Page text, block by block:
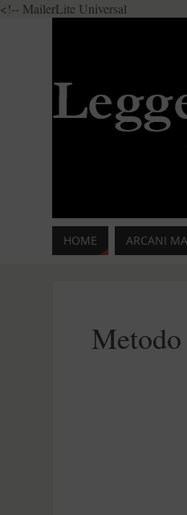
<!-- MailerLite Universal
HOME ARCANI